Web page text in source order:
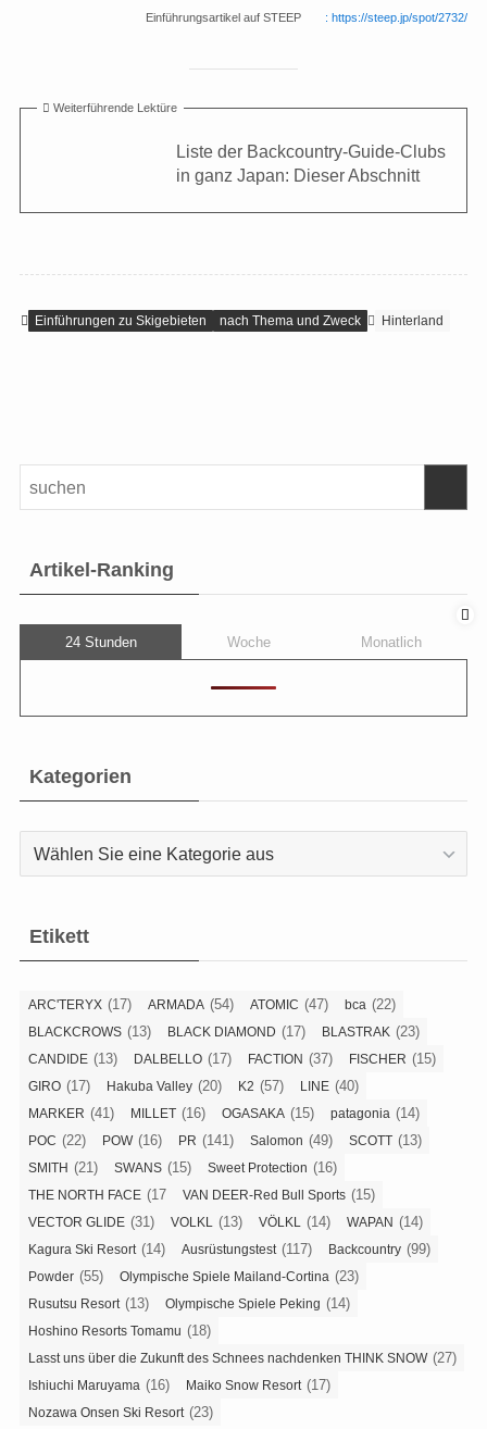
Einführungsartikel auf STEEP : https://steep.jp/spot/2732/
Weiterführende Lektüre
Liste der Backcountry-Guide-Clubs
in ganz Japan: Dieser Abschnitt
Einführungen zu Skigebieten nach Thema und Zweck Hinterland
Artikel-Ranking
24 Stunden Woche Monatlich
Kategorien
Kategorien
Etikett
ARC'TERYX (17) ARMADA (54) ATOMIC (47) bca (22)
BLACKCROWS (13) BLACK DIAMOND (17) BLASTRAK (23)
CANDIDE (13) DALBELLO (17) FACTION (37) FISCHER (15)
GIRO (17) Hakuba Valley (20) K2 (57) LINE (40)
MARKER (41) MILLET (16) OGASAKA (15) patagonia (14)
POC (22) POW(16) PR (141) Salomon (49) SCOTT (13)
SMITH (21) SWANS (15) Sweet Protection (16)
THE NORTH FACE (17 VAN DEER-Red Bull Sports (15)
VECTOR GLIDE (31) VOLKL (13) VÖLKL (14) WAPAN (14)
Kagura Ski Resort(14) Ausrüstungstest(117) Backcountry (99)
Powder (55) Olympische Spiele Mailand-Cortina (23)
Rusutsu Resort(13) Olympische Spiele Peking (14)
Hoshino Resorts Tomamu (18)
Lasst uns über die Zukunft des Schnees nachdenken THINK SNOW(27)
Ishiuchi Maruyama (16) Maiko Snow Resort(17)
Nozawa Onsen Ski Resort(23)